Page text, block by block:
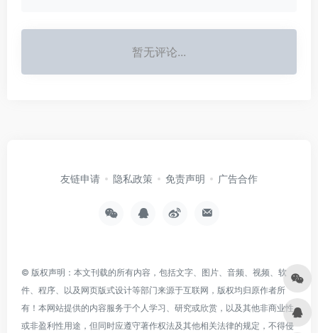
暂无评论...
友链申请 隐私政策 免责声明 广告合作
© 版权声明：本文刊载的所有内容，包括文字、图片、音频、视频、软
件、程序、以及网页版式设计等部门来源于互联网，版权均归原作者所
有！本网站提供的内容服务于个人学习、研究或欣赏，以及其他非商业性
或非盈利性用途，但同时应遵守著作权法及其他相关法律的规定，不得侵